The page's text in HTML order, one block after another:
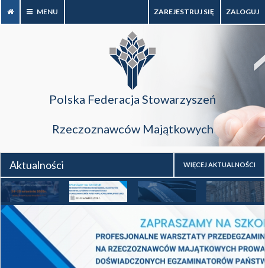
MENU ZALOGUJ
ZAREJESTRUJ SIĘ
Polska Federacja Stowarzyszeń
Rzeczoznawców Majątkowych
Aktualności WIĘCEJ AKTUALNOŚCI